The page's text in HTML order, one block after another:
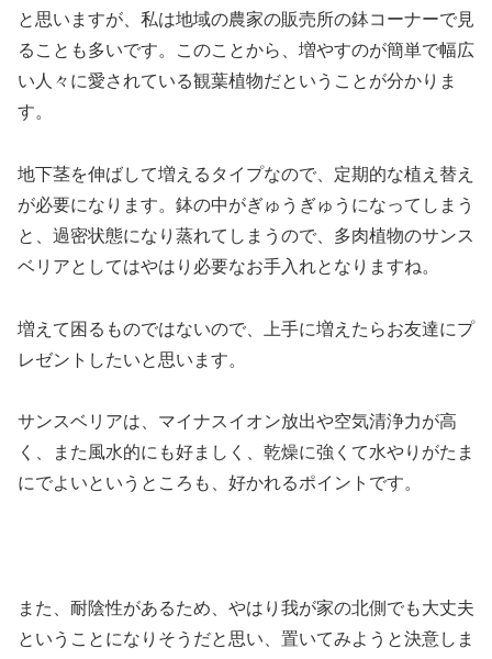
と思いますが、私は地域の農家の販売所の鉢コーナーで見
ることも多いです。このことから、増やすのが簡単で幅広
い人々に愛されている観葉植物だということが分かりま
す。
地下茎を伸ばして増えるタイプなので、定期的な植え替え
が必要になります。鉢の中がぎゅうぎゅうになってしまう
と、過密状態になり蒸れてしまうので、多肉植物のサンス
ベリアとしてはやはり必要なお手入れとなりますね。
増えて困るものではないので、上手に増えたらお友達にプ
レゼントしたいと思います。
サンスベリアは、マイナスイオン放出や空気清浄力が高
く、また風水的にも好ましく、乾燥に強くて水やりがたま
にでよいというところも、好かれるポイントです。
また、耐陰性があるため、やはり我が家の北側でも大丈夫
ということになりそうだと思い、置いてみようと決意しま